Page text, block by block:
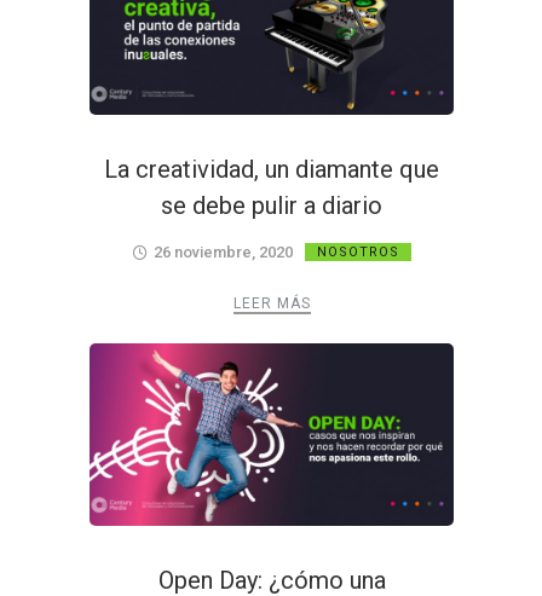
La creatividad, un diamante que
se debe pulir a diario
26 noviembre, 2020 NOSOTROS
LEER MÁS
Open Day: ¿cómo una